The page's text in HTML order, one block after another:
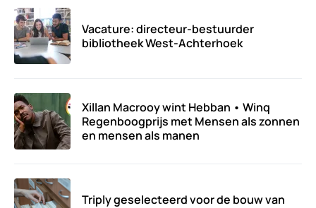
Vacature: directeur-bestuurder
bibliotheek West-Achterhoek
Xillan Macrooy wint Hebban • Winq
Regenboogprijs met Mensen als zonnen
en mensen als manen
Triply geselecteerd voor de bouw van